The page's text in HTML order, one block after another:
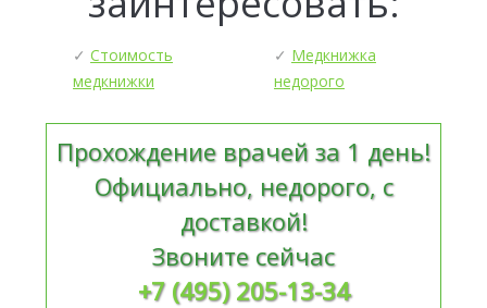
✓ Стоимость
медкнижки
✓ Медкнижка
недорого
Прохождение врачей за 1 день!
Официально, недорого, с
доставкой!
Звоните сейчас
+7 (495) 205-13-34